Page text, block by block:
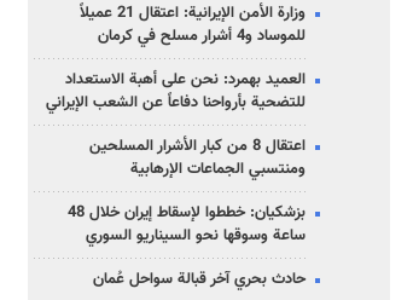
وزارة الأمن الإيرانية: اعتقال 21 عميلاً
للموساد و4 أشرار مسلح في كرمان
العميد بهمرد: نحن على أهبة الاستعداد
للتضحية بأرواحنا دفاعاً عن الشعب الإيراني
اعتقال 8 من كبار الأشرار المسلحين
ومنتسبي الجماعات الإرهابية
بزشكيان: خططوا لإسقاط إيران خلال 48
ساعة وسوقها نحو السيناريو السوري
حادث بحري آخر قبالة سواحل عُمان